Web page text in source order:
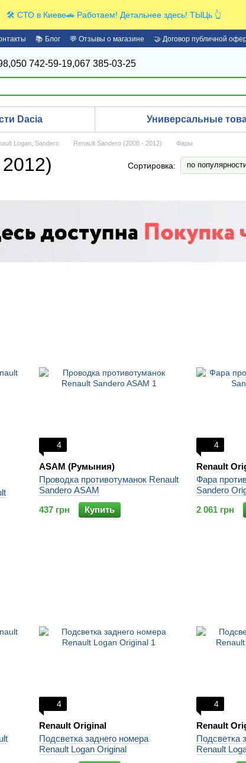
🛠️ СТО в Киеве🚗 Работаем! Детальнее здесь! ТЫЦь 👆
📚 Блог 💬 Отзывы о магазине
🤝 Договор публичной
050 742-59-19,067 385-03-25
Dacia Универсальные
Logan, Sandero Renault Sandero (2008 - 2012) Фары
Сортировка: по
4
ASAM (Румыния)
Проводка противотуманок Renault
Sandero ASAM
437 грн
Купить
4
Renault
Фара
Sandero
2 061 грн
4
Renault Original
Подсветка заднего номера
Renault Logan Original
4
Renault
Подсветка
Renault